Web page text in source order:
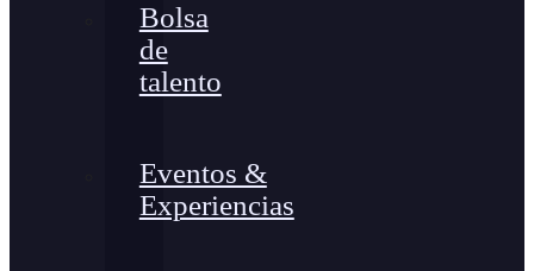
Bolsa
de
talento
Eventos &
Experiencias